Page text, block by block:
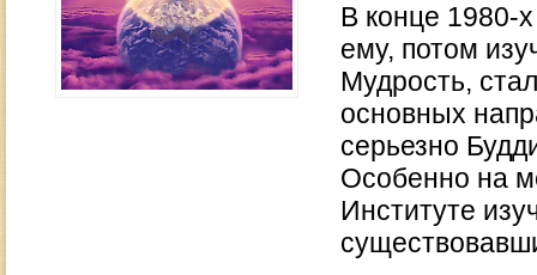
В конце 1980-
ему, потом
Мудрость,
основных
серьезно
Особенно на
Институте